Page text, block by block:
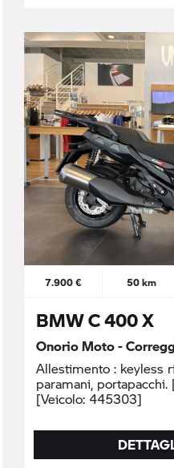
7.900 € 50 km
BMW C 400 X
Onorio Moto -
Allestimento : keyless
paramani,
[Veicolo: 445303]